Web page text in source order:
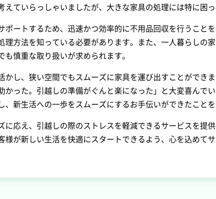
ていらっしゃいましたが、大きな家具の処理には特に困っ
ポートするため、迅速かつ効率的に不用品回収を行うこと
理方法を知っている必要があります。また、一人暮らしの
慎重な取り扱いが求められます。
かし、狭い空間でもスムーズに家具を運び出すことができ
かった。引越しの準備がぐんと楽になった」と大変喜んで
新生活への一歩をスムーズにするお手伝いができたことを
に応え、引越しの際のストレスを軽減できるサービスを提
様が新しい生活を快適にスタートできるよう、心を込めて